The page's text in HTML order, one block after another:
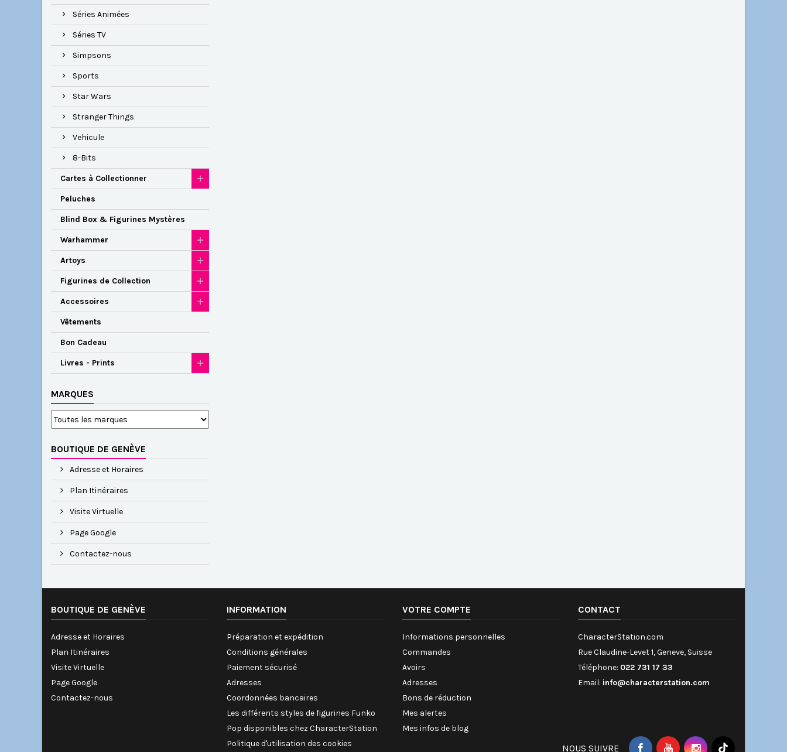
Séries Animées
Séries TV
Simpsons
Sports
Star Wars
Stranger Things
Vehicule
8-Bits
Cartes à Collectionner
Peluches
Blind Box & Figurines Mystères
Warhammer
Artoys
Figurines de Collection
Accessoires
Vêtements
Bon Cadeau
Livres - Prints
MARQUES
BOUTIQUE DE GENÈVE
Adresse et Horaires
Plan Itinéraires
Visite Virtuelle
Page Google
Contactez-nous
BOUTIQUE DE GENÈVE
Adresse et Horaires
Plan Itinéraires
Visite Virtuelle
Page Google
Contactez-nous
INFORMATION
Préparation et expédition
Conditions générales
Paiement sécurisé
Adresses
Coordonnées bancaires
Les différents styles de figurines Funko
Pop disponibles chez CharacterStation
Politique d'utilisation des cookies
VOTRE COMPTE
Informations personnelles
Commandes
Avoirs
Adresses
Bons de réduction
Mes alertes
Mes infos de blog
CONTACT
CharacterStation.com
Rue Claudine-Levet 1, Geneve, Suisse
Téléphone: 022 731 17 33
Email: info@characterstation.com
NOUS SUIVRE